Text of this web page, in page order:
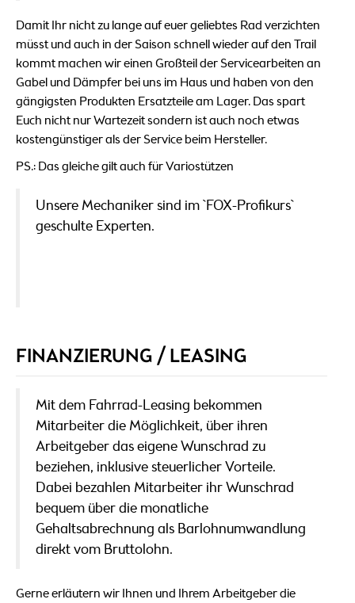
Damit Ihr nicht zu lange auf euer geliebtes Rad verzichten
müsst und auch in der Saison schnell wieder auf den Trail
kommt machen wir einen Großteil der Servicearbeiten an
Gabel und Dämpfer bei uns im Haus und haben von den
gängigsten Produkten Ersatzteile am Lager. Das spart
Euch nicht nur Wartezeit sondern ist auch noch etwas
kostengünstiger als der Service beim Hersteller.
PS.: Das gleiche gilt auch für Variostützen
Unsere Mechaniker sind im `FOX-Profikurs`
geschulte Experten.
FINANZIERUNG / LEASING
Mit dem Fahrrad-Leasing bekommen
Mitarbeiter die Möglichkeit, über ihren
Arbeitgeber das eigene Wunschrad zu
beziehen, inklusive steuerlicher Vorteile.
Dabei bezahlen Mitarbeiter ihr Wunschrad
bequem über die monatliche
Gehaltsabrechnung als Barlohnumwandlung
direkt vom Bruttolohn.
Gerne erläutern wir Ihnen und Ihrem Arbeitgeber die